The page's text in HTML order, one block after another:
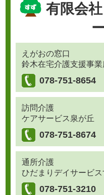
有限会
えがおの窓口
鈴木在宅介護支援事業
078-751-8654
訪問介護
ケアサービス泉が丘
078-751-8674
通所介護
ひだまりデイサービ
078-751-3210